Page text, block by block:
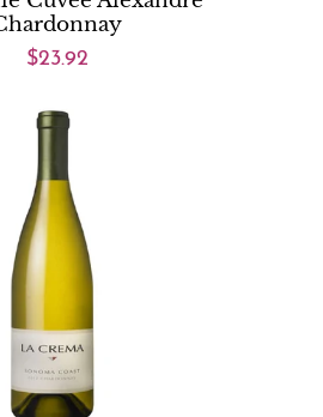
$23.92